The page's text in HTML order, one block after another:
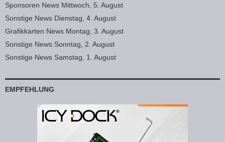
Sponsoren News Mittwoch, 5. August
Sonstige News Dienstag, 4. August
Grafikkarten News Montag, 3. August
Sonstige News Sonntag, 2. August
Sonstige News Samstag, 1. August
EMPFEHLUNG